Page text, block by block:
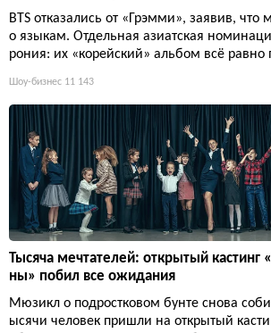
BTS отказались от «Грэмми», заявив, что
о языкам. Отдельная азиатская
рония: их «корейский» альбом всё равно
Шоу-бизнес 11 143
Тысяча мечтателей: открытый кастинг
ны» побил все ожидания
Мюзикл о подростковом бунте снова
ысячи человек пришли на открытый